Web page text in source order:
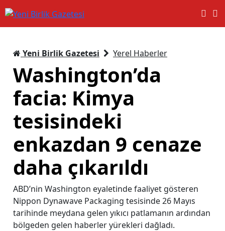
Yeni Birlik Gazetesi Yerel Haberler
Washington’da
facia: Kimya
tesisindeki
enkazdan 9 cenaze
daha çıkarıldı
ABD’nin Washington eyaletinde faaliyet gösteren
Nippon Dynawave Packaging tesisinde 26 Mayıs
tarihinde meydana gelen yıkıcı patlamanın ardından
bölgeden gelen haberler yürekleri dağladı.